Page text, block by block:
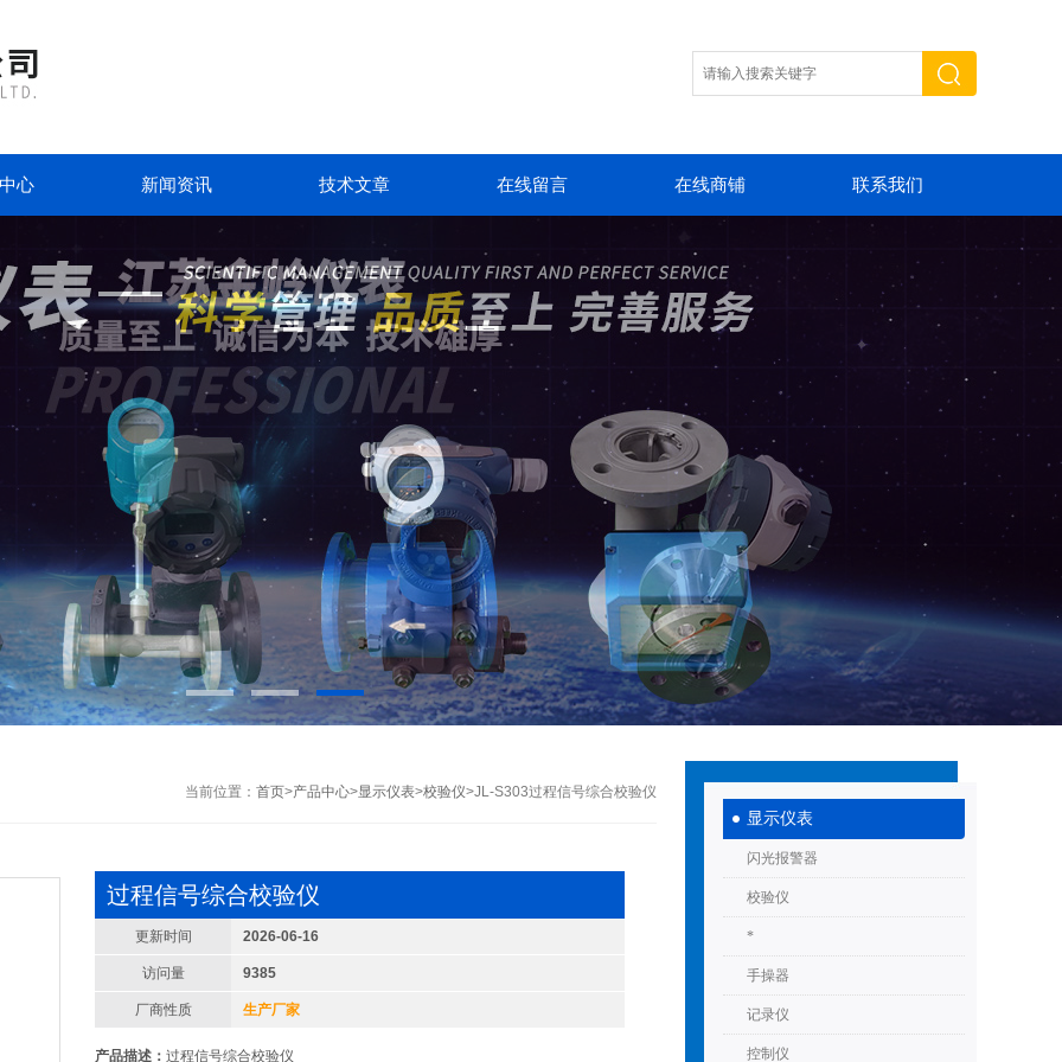
心 新闻资讯 技术文章 在线留言 在线商铺 联系我们
显示仪表
闪光报警器
校验仪
*
手操器
记录仪
控制仪
当前位置： 首页>产品中心>显示仪表>校验仪>JL-S303过程信号综合校验仪
过程信号综合校验仪
更新时间 2026-06-16
访问量 9385
厂商性质 生产厂家
产品描述：过程信号综合校验仪